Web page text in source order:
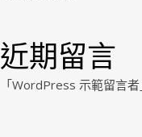
近期留言
「WordPress 示範留言者